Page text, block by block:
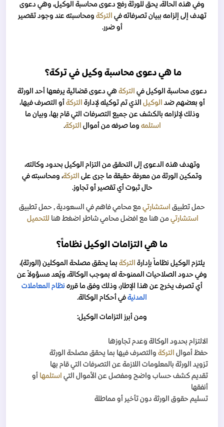
وفي هذه الحالة، يحق للورثة رفع دعوى محاسبة الوكيل، وهي دعوى
تهدف إلى إلزامه ببيان تصرفاته في التركة ومحاسبته عند وجود تقصير
أو ضرر.
ما هي دعوى محاسبة وكيل في تركة؟
دعوى محاسبة الوكيل في التركة هي دعوى قضائية يرفعها أحد الورثة
أو بعضهم ضد الوكيل الذي تم توكيله لإدارة التركة أو التصرف فيها،
وذلك لإلزامه بالكشف عن جميع التصرفات التي قام بها، وبيان ما
استلمه وما صرفه من أموال التركة.
وتهدف هذه الدعوى إلى التحقق من التزام الوكيل بحدود وكالته،
وتمكين الورثة من معرفة حقيقة ما جرى على التركة، ومحاسبته في
حال ثبوت أي تقصير أو تجاوز.
حمل تطبيق استشارتي مع محامي فاهم في السعودية , حمل تطبيق
استشارتي من هنا مع افضل محامي شاطر اضغط هنا للتحميل
ما هي التزامات الوكيل نظاماً؟
يلتزم الوكيل نظاماً بإدارة التركة بما يحقق مصلحة الموكلين (الورثة)،
وفي حدود الصلاحيات الممنوحة له بموجب الوكالة، ويُعد مسؤولاً عن
أي تصرف يخرج عن هذا الإطار، وذلك وفق ما قرره نظام المعاملات
المدنية في أحكام الوكالة.
ومن أبرز التزامات الوكيل:
الالتزام بحدود الوكالة وعدم تجاوزها
حفظ أموال التركة والتصرف فيها بما يحقق مصلحة الورثة
تزويد الورثة بالمعلومات اللازمة عن التصرفات التي قام بها
تقديم كشف حساب واضح ومفصل عن الأموال التي استلمها أو
أنفقها
تسليم حقوق الورثة دون تأخير أو مماطلة